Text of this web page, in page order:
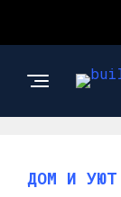
ДОМ И УЮТ